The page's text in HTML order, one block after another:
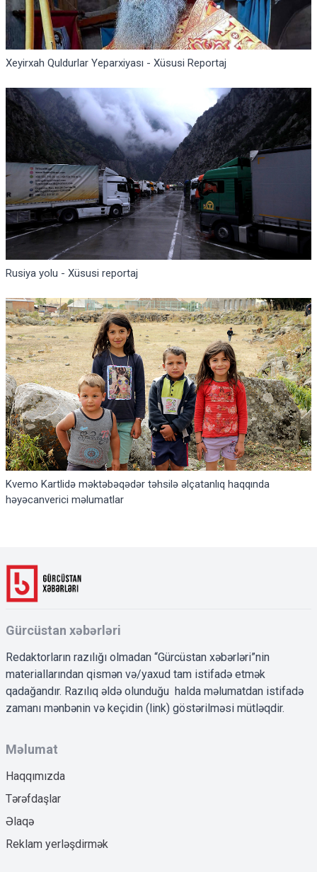
Xeyirxah Quldurlar Yeparxiyası - Xüsusi Reportaj
Rusiya yolu - Xüsusi reportaj
Kvemo Kartlidə məktəbəqədər təhsilə əlçatanlıq haqqında
həyəcanverici məlumatlar
Gürcüstan xəbərləri
Redaktorların razılığı olmadan “Gürcüstan xəbərləri”nin
materiallarından qismən və/yaxud tam istifadə etmək
qadağandır. Razılıq əldə olunduğu halda məlumatdan istifadə
zamanı mənbənin və keçidin (link) göstərilməsi mütləqdir.
Məlumat
Haqqımızda
Tərəfdaşlar
Əlaqə
Reklam yerləşdirmək